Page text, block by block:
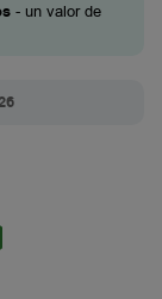
- un valor de